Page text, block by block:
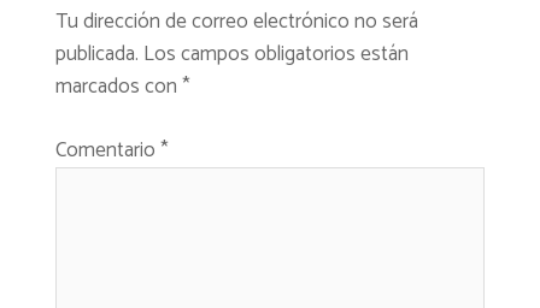
Tu dirección de correo electrónico no será
publicada. Los campos obligatorios están
marcados con*
Comentario*